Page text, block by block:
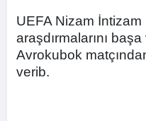
UEFA Nizam
araşdırmalarını
Avrokubok
verib.